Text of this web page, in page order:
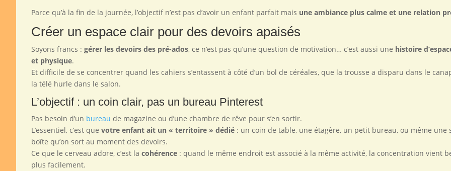
Parce qu’à la fin de la journée, l’objectif n’est pas d’avoir un enfant parfait mais une ambiance plus calme et une relation
Créer un espace clair pour des devoirs apaisés
Soyons francs : gérer les devoirs des pré-ados, ce n’est pas qu’une question de motivation… c’est aussi une histoire
et physique.
Et difficile de se concentrer quand les cahiers s’entassent à côté d’un bol de céréales, que la trousse a disparu dans le
la télé hurle dans le salon.
L’objectif : un coin clair, pas un bureau Pinterest
Pas besoin d’un bureau de magazine ou d’une chambre de rêve pour s’en sortir.
L’essentiel, c’est que votre enfant ait un « territoire » dédié : un coin de table, une étagère, un petit bureau, ou même une
boîte qu’on sort au moment des devoirs.
Ce que le cerveau adore, c’est la cohérence : quand le même endroit est associé à la même activité, la concentration vient
plus facilement.